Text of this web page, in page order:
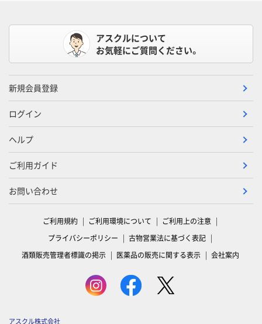
アスクルについて
お気軽にご質問ください。
新規会員登録
ログイン
ヘルプ
ご利用ガイド
お問い合わせ
ご利用規約 ご利用環境について
ご利用上の注意
プライバシーポリシー
古物営業法に基づく表記
酒類販売管理者標識の掲示
医薬品の販売に関する表示 会社案内
アスクル株式会社